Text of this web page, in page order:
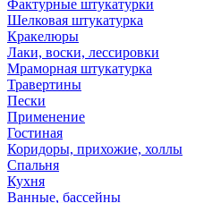
Фактурные штукатурки
Шелковая штукатурка
Кракелюры
Лаки, воски, лессировки
Мраморная штукатурка
Травертины
Пески
Применение
Гостиная
Коридоры, прихожие, холлы
Спальня
Кухня
Ванные, бассейны